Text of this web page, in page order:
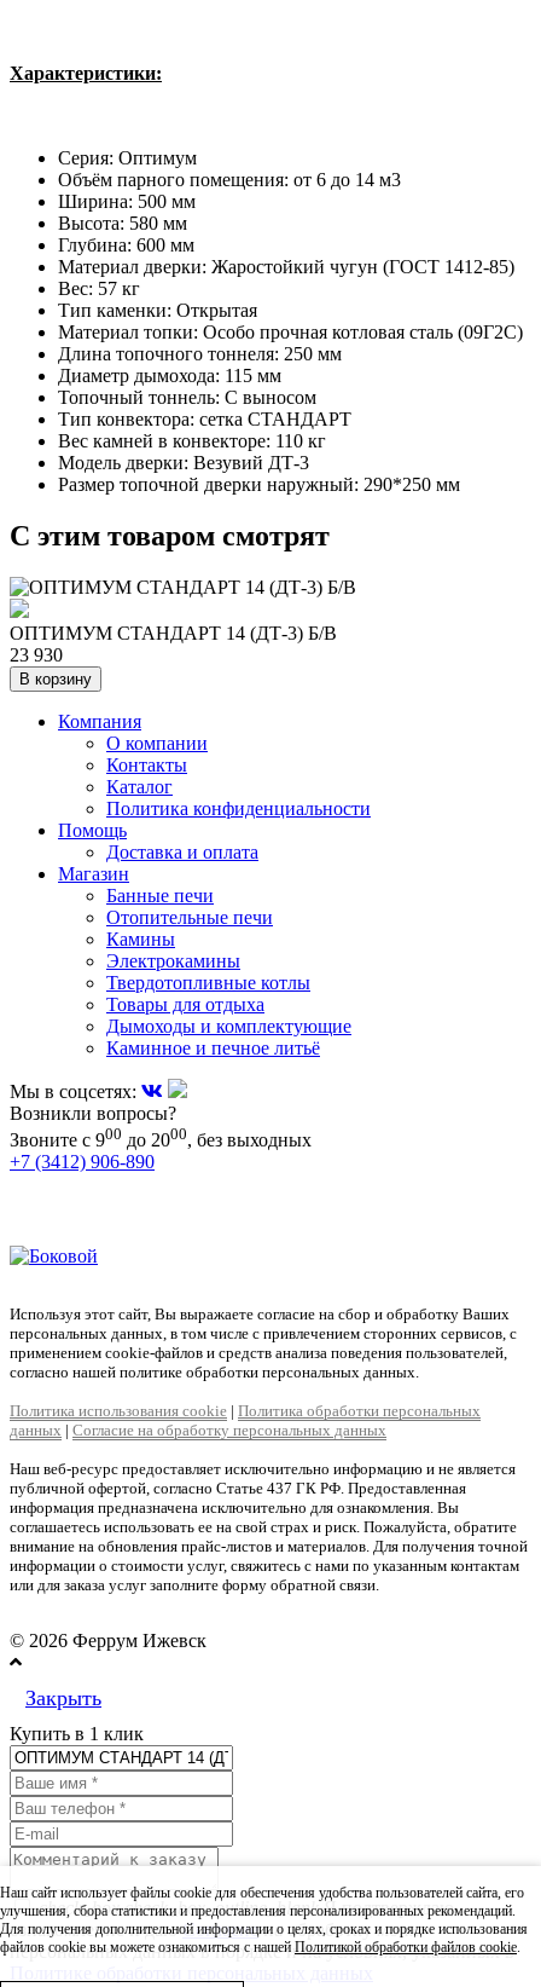
Характеристики:
Серия: Оптимум
Объём парного помещения: от 6 до 14 м3
Ширина: 500 мм
Высота: 580 мм
Глубина: 600 мм
Материал дверки: Жаростойкий чугун (ГОСТ 1412-85)
Вес: 57 кг
Тип каменки: Открытая
Материал топки: Особо прочная котловая сталь (09Г2С)
Длина топочного тоннеля: 250 мм
Диаметр дымохода: 115 мм
Топочный тоннель: С выносом
Тип конвектора: сетка СТАНДАРТ
Вес камней в конвекторе: 110 кг
Модель дверки: Везувий ДТ-3
Размер топочной дверки наружный: 290*250 мм
C этим товаром смотрят
ОПТИМУМ СТАНДАРТ 14 (ДТ-3) Б/В
23 930
В корзину
Компания
О компании
Контакты
Каталог
Политика конфиденциальности
Помощь
Доставка и оплата
Магазин
Банные печи
Отопительные печи
Камины
Электрокамины
Твердотопливные котлы
Товары для отдыха
Дымоходы и комплектующие
Каминное и печное литьё
Мы в соцсетях:
Возникли вопросы?
Звоните с 900 до 2000, без выходных
+7 (3412) 906-890
Используя этот сайт, Вы выражаете согласие на сбор и обработку Ваших
персональных данных, в том числе с привлечением сторонних сервисов, с
применением cookie-файлов и средств анализа поведения пользователей,
согласно нашей политике обработки персональных данных.
Политика использования cookie | Политика обработки персональных
данных | Согласие на обработку персональных данных
Наш веб-ресурс предоставляет исключительно информацию и не является
публичной офертой, согласно Статье 437 ГК РФ. Предоставленная
информация предназначена исключительно для ознакомления. Вы
соглашаетесь использовать ее на свой страх и риск. Пожалуйста, обратите
внимание на обновления прайс-листов и материалов. Для получения точной
информации о стоимости услуг, свяжитесь с нами по указанным контактам
или для заказа услуг заполните форму обратной связи.
© 2026 Феррум Ижевск
Закрыть
Купить в 1 клик
check_box check_box_outline_blankЯ подтверждаю
ознакомление и даюСогласиена обработку моих
персональных данных в порядке и на условиях, указанных в
Наш сайт использует файлы cookie для обеспечения удобства пользователей сайта, его
улучшения, сбора статистики и предоставления персонализированных рекомендаций.
Для получения дополнительной информации о целях, сроках и порядке использования
файлов cookie вы можете ознакомиться с нашей Политикой обработки файлов cookie.